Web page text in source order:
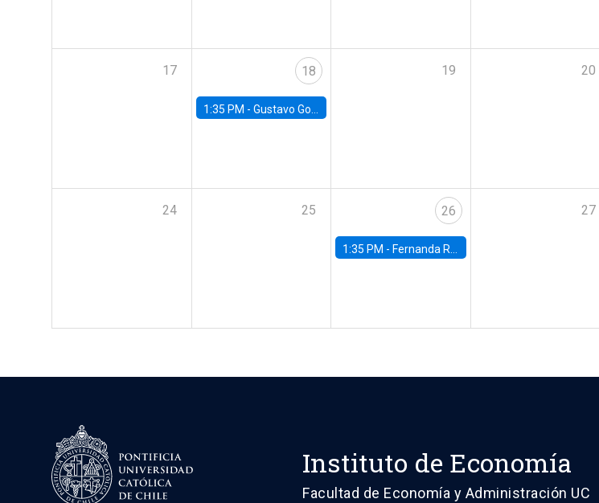
17 18
1:35 PM - Gustavo González, Banco Central de Chile
19 20
24 25 26
1:35 PM - Fernanda Rojas Ampuero, University of Wisconsin-Madison
27
Instituto de Economía
Facultad de Economía y Administración UC